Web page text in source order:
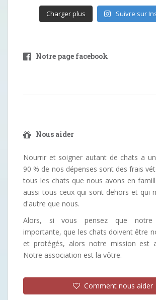
Charger plus Suivre sur
Notre page facebook
Nous aider
Nourrir et soigner autant de chats a
90 % de nos dépenses sont des frais
tous les chats que nous avons en
aussi tous ceux qui sont dehors et qui
d'autre que nous.
Alors, si vous pensez que notre
importante, que les chats doivent être
et protégés, alors notre mission est
Notre association est la vôtre.
Comment nous aider